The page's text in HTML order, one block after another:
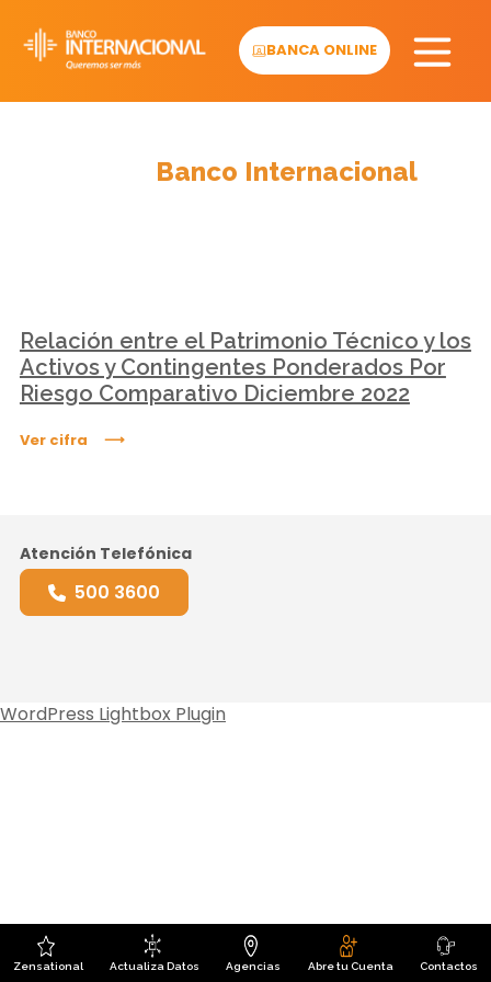
content
BANCA ONLINE
Banco Internacional
Relación entre el Patrimonio Técnico y los
Activos y Contingentes Ponderados Por
Riesgo Comparativo Diciembre 2022
Ver cifra
Atención Telefónica
500 3600
Zensational Actualiza Datos Agencias Abre tu Cuenta Contactos
WordPress Lightbox Plugin